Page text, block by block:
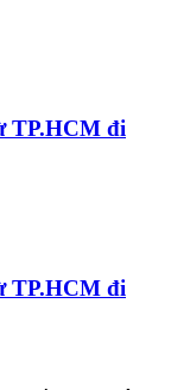
TP.HCM đi
TP.HCM đi